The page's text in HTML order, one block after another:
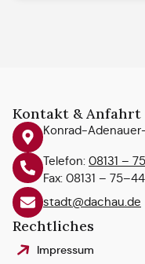
Kontakt & Anfahrt
Konrad-
Telefon: 08131 –
Fax: 08131 –
stadt@dachau.de
Rechtliches
Impressum